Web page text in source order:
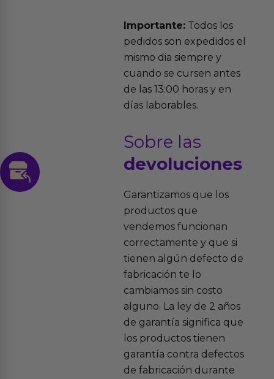
Importante:Todos los
pedidos son expedidos el
mismo dia siempre y
cuando se cursen antes
de las 13:00 horas y en
días laborables.
Sobre las
devoluciones
Garantizamos que los
productos que
vendemos funcionan
correctamente y que si
tienen algún defecto de
fabricación te lo
cambiamos sin costo
alguno. La ley de 2 años
de garantía significa que
los productos tienen
garantía contra defectos
de fabricación durante